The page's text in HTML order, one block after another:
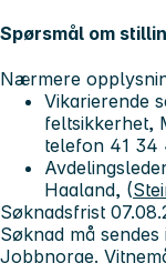
Spørsmål om
Nærmere
Vikarierende
feltsikkerhet,
telefon 41 34
Haaland, (
Søknadsfrist
Søknad må
Jobbnorge.